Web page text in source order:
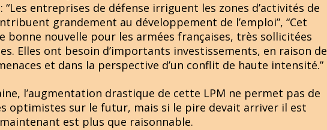
“Les entreprises de défense irriguent les zones d’activités de
grandement au développement de l’emploi”, “Cet
bonne nouvelle pour les armées françaises, très sollicitées
Elles ont besoin d’importants investissements, en raison de
et dans la perspective d’un conflit de haute intensité.”
l’augmentation drastique de cette LPM ne permet pas de
optimistes sur le futur, mais si le pire devait arriver il est
est plus que raisonnable.